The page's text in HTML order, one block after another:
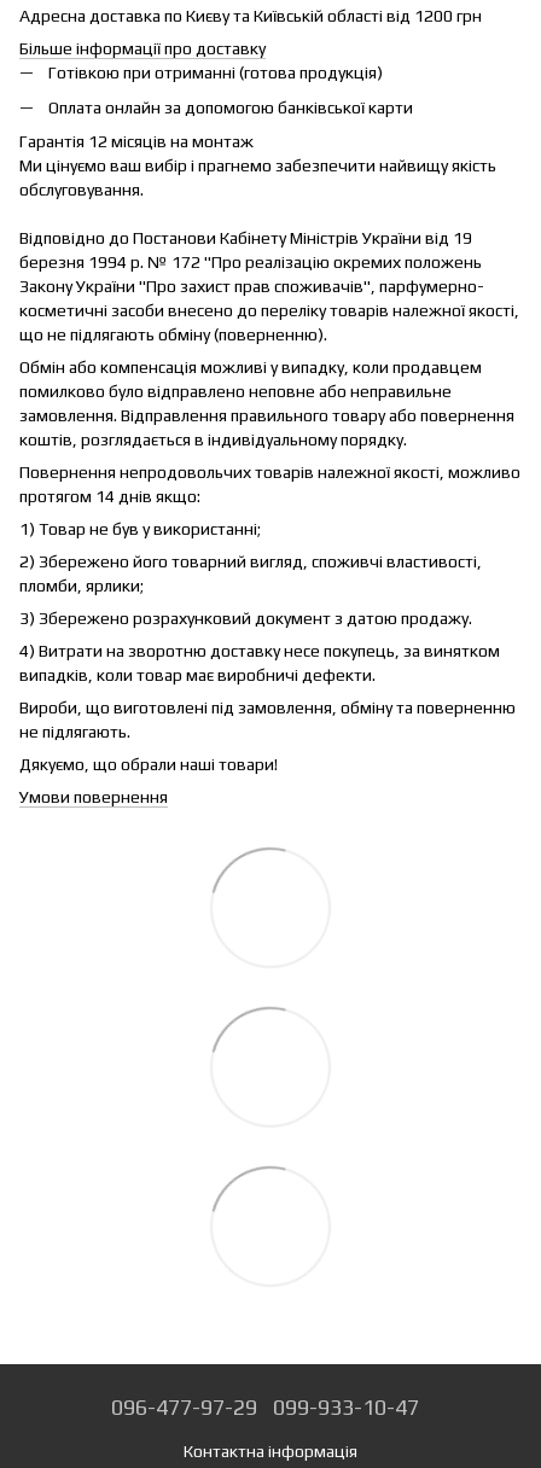
Адресна доставка по Києву та Київській області від 1200 грн
Більше інформації про доставку
Готівкою при отриманні (готова продукція)
Оплата онлайн за допомогою банківської карти
Гарантія 12 місяців на монтаж
Ми цінуємо ваш вибір і прагнемо забезпечити найвищу якість
обслуговування.
Відповідно до Постанови Кабінету Міністрів України від 19
березня 1994 р. № 172 "Про реалізацію окремих положень
Закону України "Про захист прав споживачів", парфумерно-
косметичні засоби внесено до переліку товарів належної якості,
що не підлягають обміну (поверненню).
Обмін або компенсація можливі у випадку, коли продавцем
помилково було відправлено неповне або неправильне
замовлення. Відправлення правильного товару або повернення
коштів, розглядається в індивідуальному порядку.
Повернення непродовольчих товарів належної якості, можливо
протягом 14 днів якщо:
1) Товар не був у використанні;
2) Збережено його товарний вигляд, споживчі властивості,
пломби, ярлики;
3) Збережено розрахунковий документ з датою продажу.
4) Витрати на зворотню доставку несе покупець, за винятком
випадків, коли товар має виробничі дефекти.
Вироби, що виготовлені під замовлення, обміну та поверненню
не підлягають.
Дякуємо, що обрали наші товари!
Умови повернення
096-477-97-29 099-933-10-47
Контактна інформація